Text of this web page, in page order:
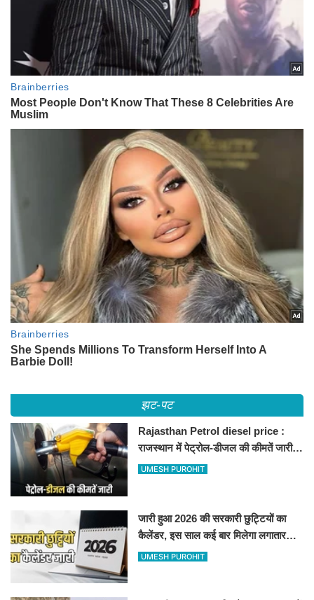
झट-पट
Rajasthan Petrol diesel price :
राजस्थान में पेट्रोल-डीजल की कीमतें जारी,
जानिए बीकानेर समेत पुरे प्रदेश में नए रेट
UMESH PUROHIT
जारी हुआ 2026 की सरकारी छुट्टियों का
कैलेंडर, इस साल कई बार मिलेगा लगातार
अवकाश, देखें
UMESH PUROHIT